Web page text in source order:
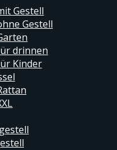
Gestell
Gestell
drinnen
Kinder